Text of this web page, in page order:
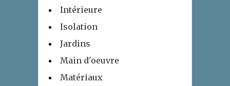
Intérieure
Isolation
Jardins
Main d'oeuvre
Matériaux